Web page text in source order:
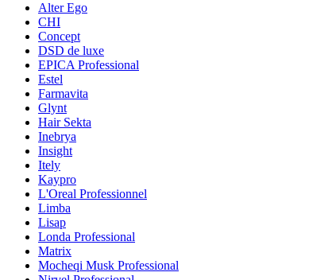
Alter Ego
CHI
Concept
DSD de luxe
EPICA Professional
Estel
Farmavita
Glynt
Hair Sekta
Inebrya
Insight
Itely
Kaypro
L'Oreal Professionnel
Limba
Lisap
Londa Professional
Matrix
Mocheqi Musk Professional